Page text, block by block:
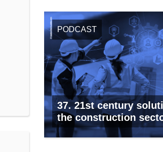
PODCAST
37. 21st century
the construction